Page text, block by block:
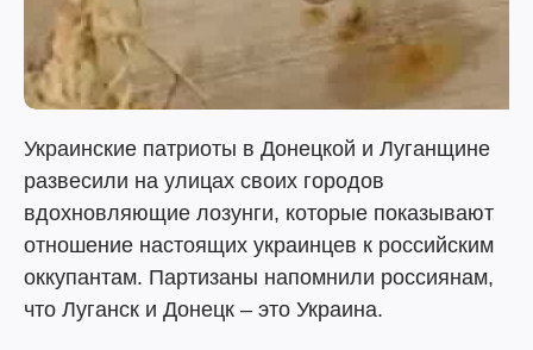
Украинские патриоты в Донецкой и Луганщине
развесили на улицах своих городов
вдохновляющие лозунги, которые показывают
отношение настоящих украинцев к российским
оккупантам. Партизаны напомнили россиянам,
что Луганск и Донецк – это Украина.